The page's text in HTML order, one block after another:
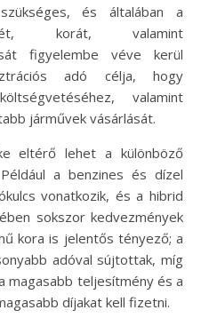
és általában a
korát, valamint
figyelembe véve kerül
adó célja, hogy
valamint
járművek vásárlását.
eltérő lehet a különböző
a benzines és dízel
vonatkozik, és a hibrid
sokszor kedvezmények
kora is jelentős tényező; a
adóval sújtottak, míg
magasabb teljesítmény és a
díjakat kell fizetni.